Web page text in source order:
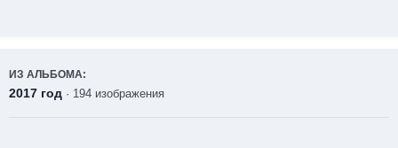
ИЗ АЛЬБОМА:
2017 год · 194 изображения